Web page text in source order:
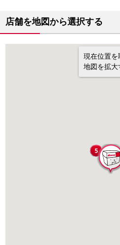
店舗を地図から選択する
現在位置を
地図を拡大